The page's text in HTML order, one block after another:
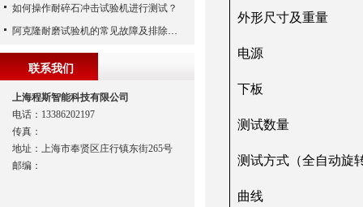
外形尺寸及重量
电源
下板
测试数量
测试方式（全自动旋
曲线
如何操作耐碎石冲击试验机进行测试？
阿克隆耐磨试验机的常见故障及排除方法
联系我们
上海程斯智能科技有限公司
电话：13386202197
传真：
地址：上海市奉贤区庄行镇东街265号
邮编：